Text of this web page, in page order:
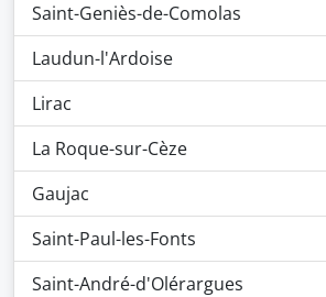
Saint-Geniès-de-Comolas
Laudun-l'Ardoise
Lirac
La Roque-sur-Cèze
Gaujac
Saint-Paul-les-Fonts
Saint-André-d'Olérargues